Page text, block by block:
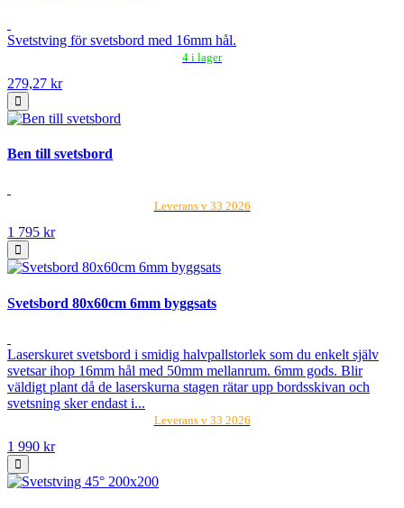
Svetstving för svetsbord med 16mm hål.
4 i lager
279,27 kr
Ben till svetsbord
Leverans v 33 2026
1 795 kr
Svetsbord 80x60cm 6mm byggsats
Laserskuret svetsbord i smidig halvpallstorlek som du enkelt själv
svetsar ihop 16mm hål med 50mm mellanrum. 6mm gods. Blir
väldigt plant då de laserskurna stagen rätar upp bordsskivan och
svetsning sker endast i...
Leverans v 33 2026
1 990 kr